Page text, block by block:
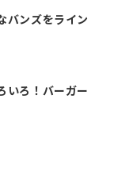
バンズをライン
いろ！バーガー